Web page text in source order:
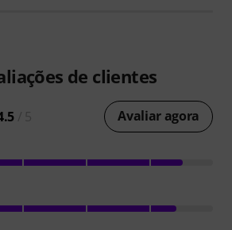
de clientes
Avaliar agora